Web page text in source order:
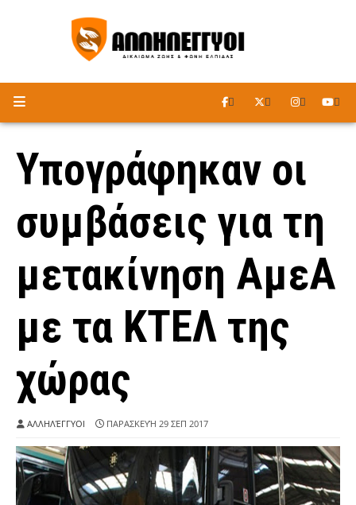
ΑΚΟΥΣΤΕ ΤΟ ΡΑΔΙΟΦΩΝΟ
Υπογράφηκαν οι
συμβάσεις για τη
μετακίνηση ΑμεΑ
με τα ΚΤΕΛ της
χώρας
ΑΛΛΗΛΈΓΓΥΟΙ ΠΑΡΑΣΚΕΥΉ 29 ΣΕΠ 2017